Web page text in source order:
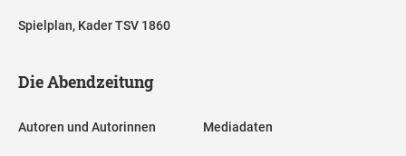
Spielplan, Kader TSV 1860
Die Abendzeitung
Autoren und Autorinnen Mediadaten